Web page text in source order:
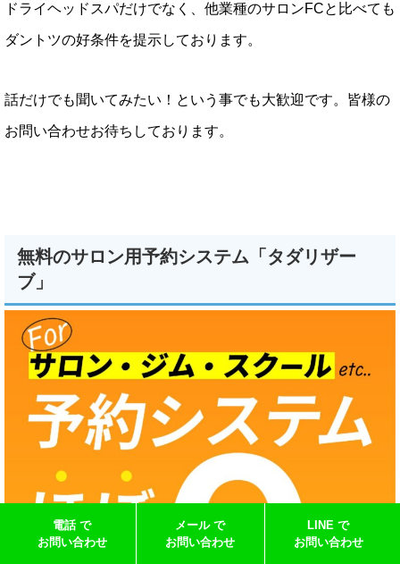
ドライヘッドスパだけでなく、他業種のサロンFCと比べても
ダントツの好条件を提示しております。
話だけでも聞いてみたい！という事でも大歓迎です。皆様の
お問い合わせお待ちしております。
無料のサロン用予約システム「タダリザー
ブ」
電話 で
お問い合わせ
メール で
お問い合わせ
LINE で
お問い合わせ